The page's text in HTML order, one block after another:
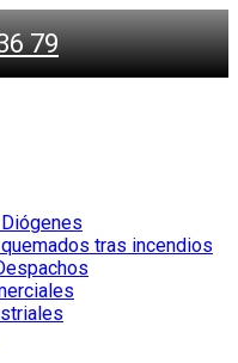
79
tras incendios